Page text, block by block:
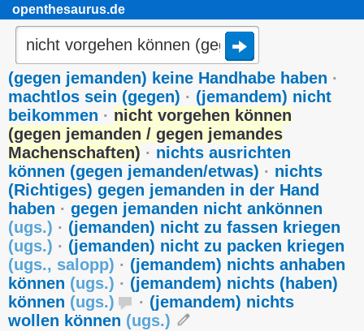
openthesaurus.de
(gegen jemanden) keine Handhabe haben ·
machtlos sein (gegen) · (jemandem) nicht
beikommen · nicht vorgehen können
(gegen jemanden / gegen jemandes
Machenschaften) · nichts ausrichten
können (gegen jemanden/etwas) · nichts
(Richtiges) gegen jemanden in der Hand
haben · gegen jemanden nicht ankönnen
(ugs.) · (jemanden) nicht zu fassen kriegen
(ugs.) · (jemanden) nicht zu packen kriegen
(ugs., salopp) · (jemandem) nichts anhaben
können (ugs.) · (jemandem) nichts (haben)
können (ugs.) · (jemandem) nichts
wollen können (ugs.)